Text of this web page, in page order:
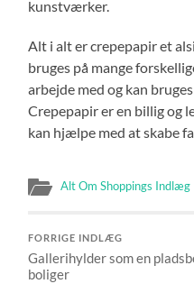
kunstværker.
Alt i alt er crepepapir et
bruges på mange
arbejde med og kan
Crepepapir er en billig og
kan hjælpe med at skabe
Alt Om Shoppings Indlæg
FORRIGE INDLÆG
Gallerihylder som en
boliger